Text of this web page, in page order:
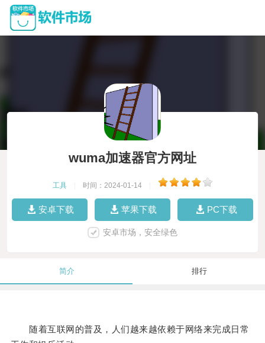
wuma加速器官方网址
工具 时间：2024-01-14
安卓下载 苹果下载 PC下载
安卓市场，安全绿色
简介 排行
随着互联网的普及，人们越来越依赖于网络来完成日常